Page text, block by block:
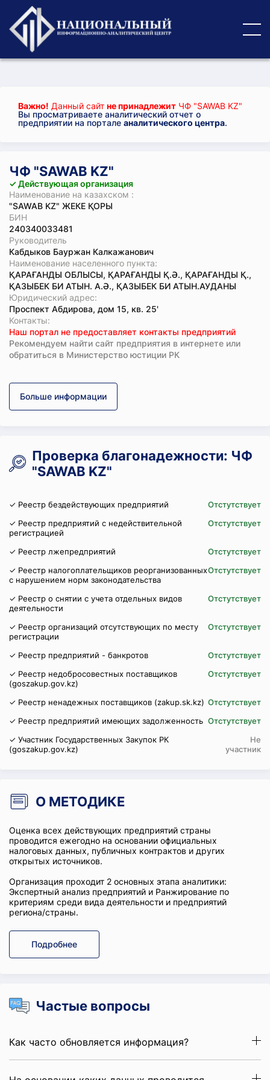
Важно! Данный сайт не принадлежит ЧФ "SAWAB KZ"
Вы просматриваете аналитический отчет о
предприятии на портале аналитического центра.
ЧФ "SAWAB KZ"
✓ Действующая организация
Наименование на казахском :
"SAWAB KZ" ЖЕКЕ ҚОРЫ
БИН
240340033481
Руководитель
Кабдыков Бауржан Калкажанович
Наименование населенного пункта:
ҚАРАҒАНДЫ ОБЛЫСЫ, ҚАРАҒАНДЫ Қ.Ә., ҚАРАҒАНДЫ Қ.,
ҚАЗЫБЕК БИ АТЫН. А.Ә., ҚАЗЫБЕК БИ АТЫН.АУДАНЫ
Юридический адрес:
Проспект Абдирова, дом 15, кв. 25'
Koнтaкты:
Наш портал не предоставляет контакты предприятий
Рекомендуем найти сайт предприятия в интернете или
обратиться в Министерство юстиции РК
Больше информации
Проверка благонадежности: ЧФ
"SAWAB KZ"
✓ Реестр бездействующих предприятий
Отстутствует
✓ Реестр предприятий с недействительной
регистрацией
Отстутствует
✓ Реестр лжепредприятий
Отстутствует
✓ Реестр налогоплательщиков реорганизованных
с нарушением норм законодательства
Отстутствует
✓ Реестр о снятии с учета отдельных видов
деятельности
Отстутствует
✓ Реестр организаций отсутствующих по месту
регистрации
Отстутствует
✓ Реестр предприятий - банкротов
Отстутствует
✓ Реестр недобросовестных поставщиков
(goszakup.gov.kz)
Отстутствует
✓ Реестр ненадежных поставщиков (zakup.sk.kz) Отстутствует
✓ Реестр предприятий имеющих задолженность Отстутствует
✓ Участник Государственных Закупок РК
(goszakup.gov.kz)
Не
участник
О МЕТОДИКЕ
Оценка всех действующих предприятий страны
проводится ежегодно на основании официальных
налоговых данных, публичных контрактов и других
открытых источников.
Организация проходит 2 основных этапа аналитики:
Экспертный анализ предприятий и Ранжирование по
критериям среди вида деятельности и предприятий
региона/страны.
Подробнее
Частые вопросы
Как часто обновляется информация?